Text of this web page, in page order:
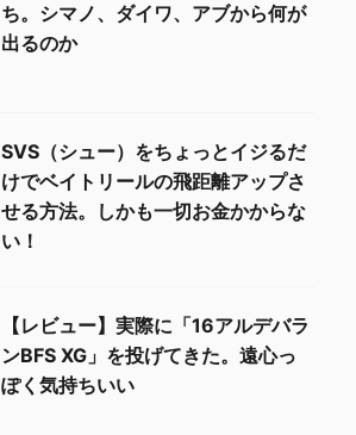
ち。シマノ、ダイワ、アブから何が
出るのか
SVS（シュー）をちょっとイジるだ
けでベイトリールの飛距離アップさ
せる方法。しかも一切お金かからな
い！
【レビュー】実際に「16アルデバラ
ンBFS XG」を投げてきた。遠心っ
ぽく気持ちいい